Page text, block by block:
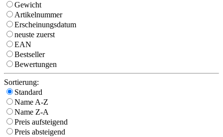
Gewicht
Artikelnummer
Erscheinungsdatum
neuste zuerst
EAN
Bestseller
Bewertungen
Sortierung:
Standard
Name A-Z
Name Z-A
Preis aufsteigend
Preis absteigend